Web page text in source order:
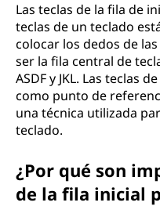
Las teclas de la fila de
teclas de un teclado
colocar los dedos de
ser la fila central de
ASDF y JKL. Las teclas
como punto de
una técnica utilizada
teclado.
¿Por qué son
de la fila inicial